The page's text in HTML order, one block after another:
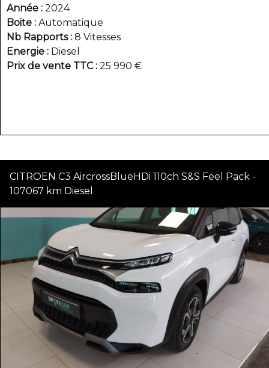
Année 2024
Boite Automatique
Nb Rapports 8 Vitesses
Energie
Diesel
Prix de vente TTC 25 990 €
CITROEN C3 AircrossBlueHDi 110ch S&S Feel Pack -
107067 km Diesel